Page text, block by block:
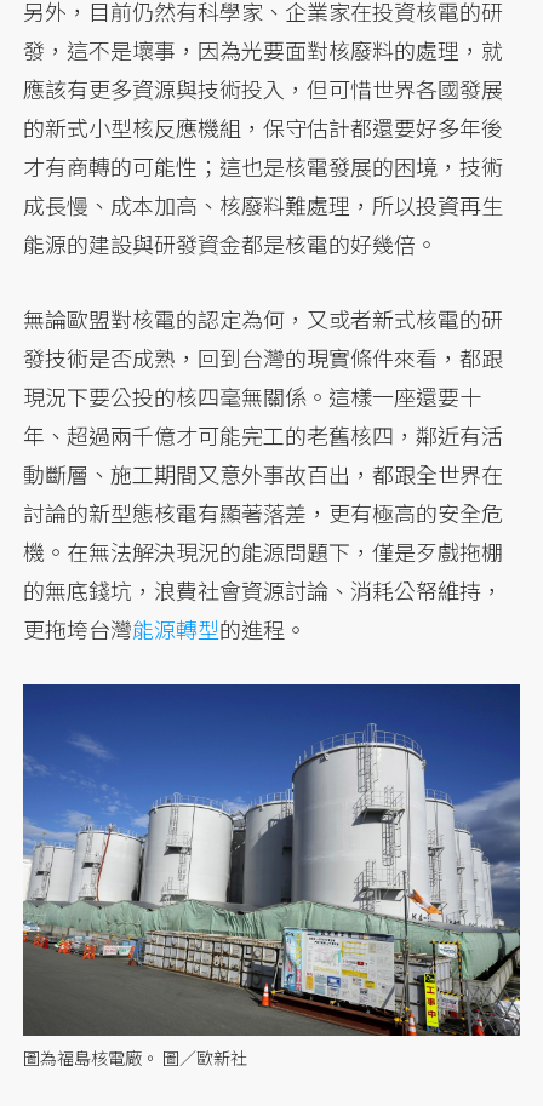
另外，目前仍然有科學家、企業家在投資核電的研
發，這不是壞事，因為光要面對核廢料的處理，就
應該有更多資源與技術投入，但可惜世界各國發展
的新式小型核反應機組，保守估計都還要好多年後
才有商轉的可能性；這也是核電發展的困境，技術
成長慢、成本加高、核廢料難處理，所以投資再生
能源的建設與研發資金都是核電的好幾倍。
無論歐盟對核電的認定為何，又或者新式核電的研
發技術是否成熟，回到台灣的現實條件來看，都跟
現況下要公投的核四毫無關係。這樣一座還要十
年、超過兩千億才可能完工的老舊核四，鄰近有活
動斷層、施工期間又意外事故百出，都跟全世界在
討論的新型態核電有顯著落差，更有極高的安全危
機。在無法解決現況的能源問題下，僅是歹戲拖棚
的無底錢坑，浪費社會資源討論、消耗公帑維持，
更拖垮台灣能源轉型的進程。
圖為福島核電廠。 圖／歐新社